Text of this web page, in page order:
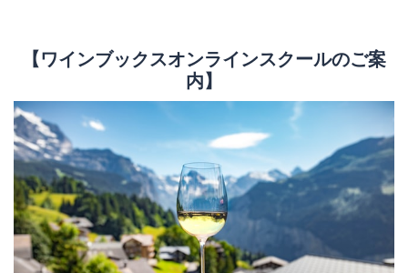
【ワインブックスオンラインスクールのご案
内】